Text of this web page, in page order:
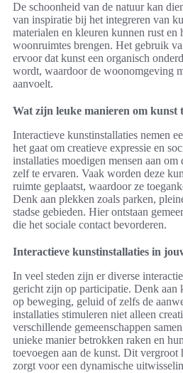
De schoonheid van de natuur kan
van inspiratie bij het integreren van
materialen en kleuren kunnen rust en
woonruimtes brengen. Het gebruik
ervoor dat kunst een organisch
wordt, waardoor de woonomgeving
aanvoelt.
Wat zijn leuke manieren om kunst
Interactieve kunstinstallaties nemen
het gaat om creatieve expressie en
installaties moedigen mensen aan om
zelf te ervaren. Vaak worden deze
ruimte geplaatst, waardoor ze
Denk aan plekken zoals parken,
stadse gebieden. Hier ontstaan
die het sociale contact bevorderen.
Interactieve kunstinstallaties in
In veel steden zijn er diverse
gericht zijn op participatie. Denk aan
op beweging, geluid of zelfs de
installaties stimuleren niet alleen
verschillende gemeenschappen
unieke manier betrokken raken en
toevoegen aan de kunst. Dit vergroot
zorgt voor een dynamische